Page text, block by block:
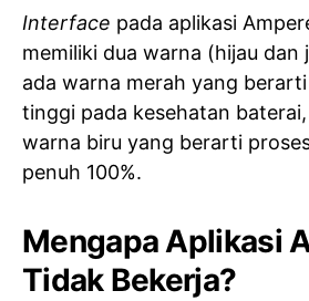
Interface pada aplikasi
memiliki dua warna (hijau dan
ada warna merah yang
tinggi pada kesehatan baterai,
warna biru yang berarti
penuh 100%.
Mengapa Aplikasi
Tidak Bekerja?